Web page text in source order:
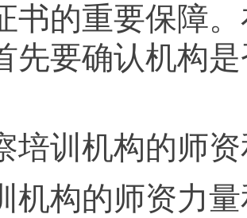
书的重要保障
先要确认机构
训机构的师资
构的师资力量